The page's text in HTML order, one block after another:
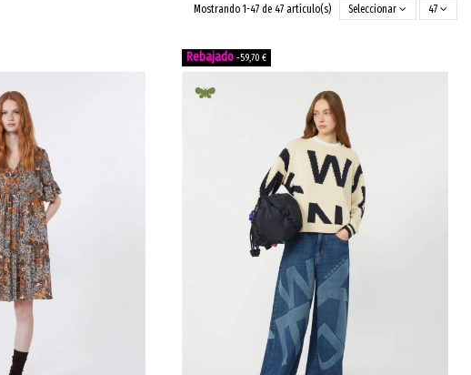
Mostrando 1-47 de 47 artículo(s) Seleccionar 47
-59,70 €